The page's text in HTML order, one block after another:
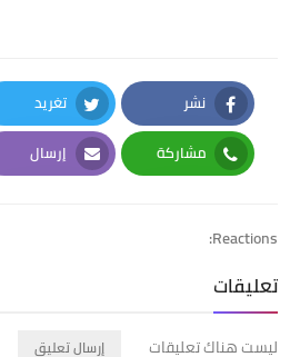
نشر
Facebook
تغريد
Twitter
مشاركة
Whatsapp
إرسال
Email
Reactions:
تعليقات
ليست هناك تعليقات إرسال تعليق